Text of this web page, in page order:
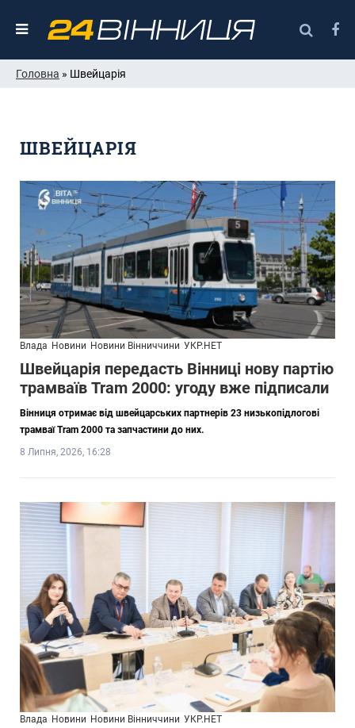
Головна » Швейцарія
ШВЕЙЦАРІЯ
Влада Новини Новини Вінниччини УКР.НЕТ
Швейцарія передасть Вінниці нову партію
трамваїв Tram 2000: угоду вже підписали
Вінниця отримає від швейцарських партнерів 23 низькопідлогові
трамваї Tram 2000 та запчастини до них.
8 Липня, 2026, 16:28
Влада Новини Новини Вінниччини УКР.НЕТ